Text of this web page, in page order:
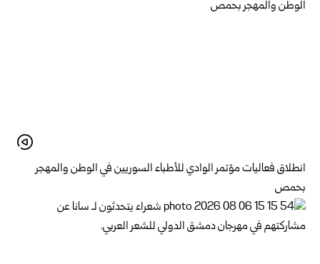
انطلاق فعاليات مؤتمر الوادي للأطباء السوريين في الوطن والمهجر
بحمص